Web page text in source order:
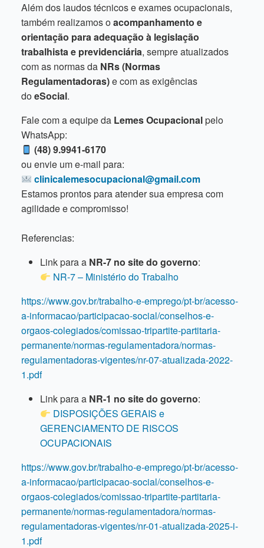
Além dos laudos técnicos e exames ocupacionais,
também realizamos oacompanhamento e
orientação para adequação à legislação
trabalhista e previdenciária, sempre atualizados
com as normas da NRs (Normas
Regulamentadoras)e com as exigências
doeSocial.
Fale com a equipe da Lemes Ocupacionalpelo
WhatsApp:
(48) 9.9941-6170
ou envie um e-mail para:
clinicalemesocupacional@gmail.com
Estamos prontos para atender sua empresa com
agilidade e compromisso!
Referencias:
Link para a NR-7 no site do governo:
NR-7 – Ministério do Trabalho
https://www.gov.br/trabalho-e-emprego/pt-br/acesso-
a-informacao/participacao-social/conselhos-e-
orgaos-colegiados/comissao-tripartite-partitaria-
permanente/normas-regulamentadora/normas-
regulamentadoras-vigentes/nr-07-atualizada-2022-
1.pdf
Link para a NR-1 no site do governo:
DISPOSIÇÕES GERAIS e
GERENCIAMENTO DE RISCOS
OCUPACIONAIS
https://www.gov.br/trabalho-e-emprego/pt-br/acesso-
a-informacao/participacao-social/conselhos-e-
orgaos-colegiados/comissao-tripartite-partitaria-
permanente/normas-regulamentadora/normas-
regulamentadoras-vigentes/nr-01-atualizada-2025-i-
1.pdf